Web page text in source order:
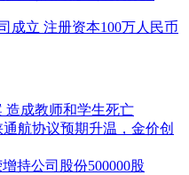
成立 注册资本100万人民币
造成教师和学生死亡
航协议预期升温，金价创
持公司股份500000股